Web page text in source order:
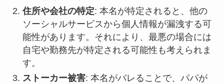
住所や会社の特定: 本名が特定されると、他の
ソーシャルサービスから個人情報が漏洩する可
能性があります。それにより、最悪の場合には
自宅や勤務先が特定される可能性も考えられま
す。
ストーカー被害: 本名がバレることで、パパが